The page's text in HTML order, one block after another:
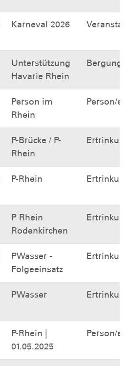
Karneval 2026
Unterstützung
Havarie Rhein
Bergung
Person im
Rhein
Person/
P-Brücke / P-
Rhein
P-Rhein
P Rhein
Rodenkirchen
PWasser -
Folgeeinsatz
PWasser
P-Rhein |
01.05.2025
Person/